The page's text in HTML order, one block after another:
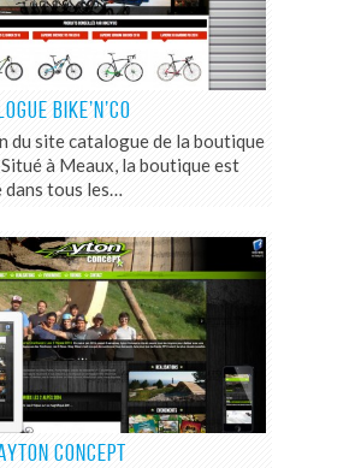
BIKE’N’CO
du site catalogue de la boutique
Situé à Meaux, la boutique est
dans tous les…
CONCEPT